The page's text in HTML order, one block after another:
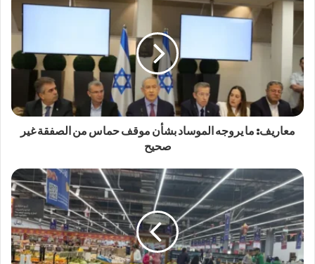
معاريف: ما يروجه الموساد بشأن موقف حماس من الصفقة غير
صحيح